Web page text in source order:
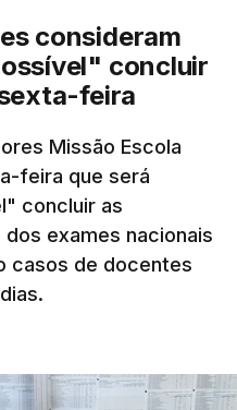
consideram
concluir
feira
Missão Escola
feira que será
concluir as
exames nacionais
casos de docentes